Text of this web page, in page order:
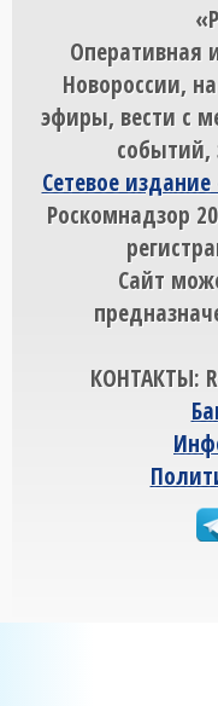
Оперативная
Новороссии,
эфиры, вести с
событий,
Сетевое издание
Роскомнадзор
Сайт
КОНТАКТЫ: